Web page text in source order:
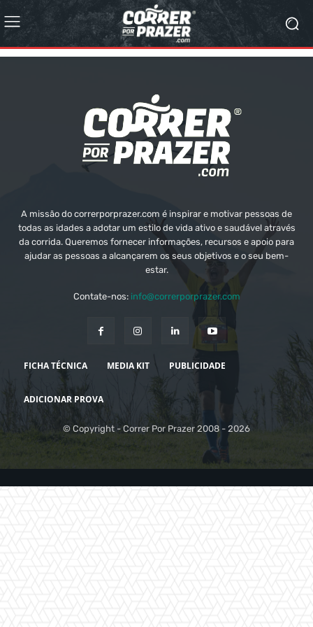
A missão do correrporprazer.com é inspirar e motivar pessoas de
todas as idades a adotar um estilo de vida ativo e saudável através
da corrida. Queremos fornecer informações, recursos e apoio para
ajudar as pessoas a alcançarem os seus objetivos e o seu bem-
estar.
Contate-nos: info@correrporprazer.com
FICHA TÉCNICA MEDIA KIT PUBLICIDADE
ADICIONAR PROVA
© Copyright - Correr Por Prazer 2008 - 2026